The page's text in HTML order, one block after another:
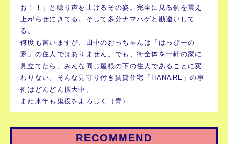
お！！」と唸り声を上げるその姿。完全に見る側を震え
上がらせにきてる。そして多分ナマハゲと勘違いして
る。
何度も言いますが、田中のおっちゃんは「はっぴーの
家」の住人ではありません。でも、街全体を一軒の家に
見立てたら、みんな同じ屋根の下の住人であることに変
わりない。そんな見守り付き賃貸住宅「HANARE」の事
例はどんどん拡大中。
また来年も鬼役をよろしく（青）
RECOMMEND